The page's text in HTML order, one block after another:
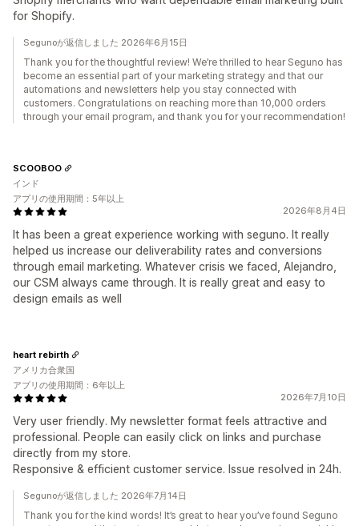
for Shopify.
Segunoが返信しました 2026年6月15日
Thank you for the thoughtful review! We’re thrilled to hear Seguno has
become an essential part of your marketing strategy and that our
automations and newsletters help you stay connected with
customers. Congratulations on reaching more than 10,000 orders
through your email program, and thank you for your recommendation!
2026年8月4日
It has been a great experience working with seguno. It really
helped us increase our deliverability rates and conversions
through email marketing. Whatever crisis we faced, Alejandro,
our CSM always came through. It is really great and easy to
design emails as well
SCOOBOO
インド
アプリの使用期間：5年以上
2026年7月10日
Very user friendly. My newsletter format feels attractive and
professional. People can easily click on links and purchase
directly from my store.
Responsive & efficient customer service. Issue resolved in 24h.
heart rebirth
アメリカ合衆国
アプリの使用期間：6年以上
Segunoが返信しました 2026年7月14日
Thank you for the kind words! It’s great to hear you’ve found Seguno